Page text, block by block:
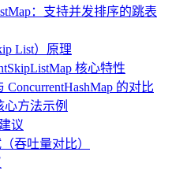
：支持并发排序的跳表
List）原理
核心特性
ConcurrentHashMap 的对比
心方法示例
议
吞吐量对比）